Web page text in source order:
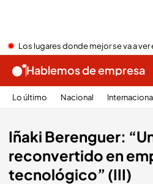
Los lugares donde mejor se va a
Hablemos de empresa
Lo último Nacional
Iñaki Berenguer:
reconvertido en
tecnológico” (III)